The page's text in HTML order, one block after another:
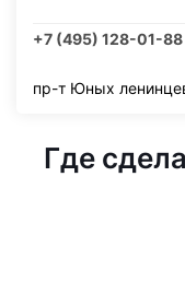
+7 (495) 128-01-88
пр-т Юных
Где